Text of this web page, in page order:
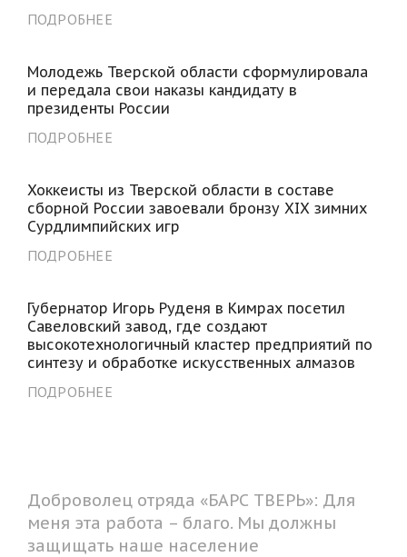
ПОДРОБНЕЕ
Молодежь Тверской области сформулировала
и передала свои наказы кандидату в
президенты России
ПОДРОБНЕЕ
Хоккеисты из Тверской области в составе
сборной России завоевали бронзу XIX зимних
Сурдлимпийских игр
ПОДРОБНЕЕ
Губернатор Игорь Руденя в Кимрах посетил
Савеловский завод, где создают
высокотехнологичный кластер предприятий по
синтезу и обработке искусственных алмазов
ПОДРОБНЕЕ
Доброволец отряда «БАРС ТВЕРЬ»: Для
меня эта работа – благо. Мы должны
защищать наше население